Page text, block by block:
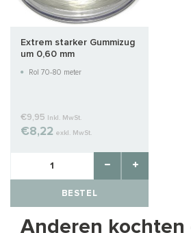
Extrem starker Gummizug
um 0,60 mm
Rol 70-80 meter
€9,95 Inkl. MwSt.
€8,22 exkl. MwSt.
BESTEL
Anderen kochten